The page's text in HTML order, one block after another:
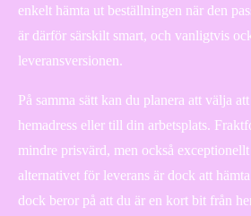
enkelt hämta ut beställningen när den
är därför särskilt smart, och vanligtvis
leveransversionen.
På samma sätt kan du planera att välja
hemadress eller till din arbetsplats.
mindre prisvärd, men också
alternativet för leverans är dock att
dock beror på att du är en kort bit från